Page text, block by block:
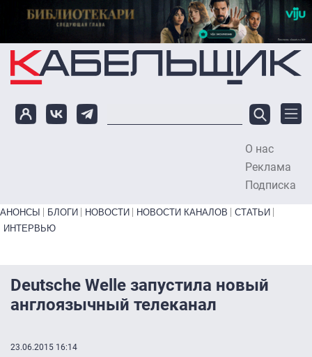
Перейти к основному содержанию
О нас
Реклама
Подписка
Primary links bottom
АНОНСЫ БЛОГИ НОВОСТИ НОВОСТИ КАНАЛОВ
СТАТЬИ
ИНТЕРВЬЮ
Deutsche Welle запустила новый
англоязычный телеканал
23.06.2015 16:14